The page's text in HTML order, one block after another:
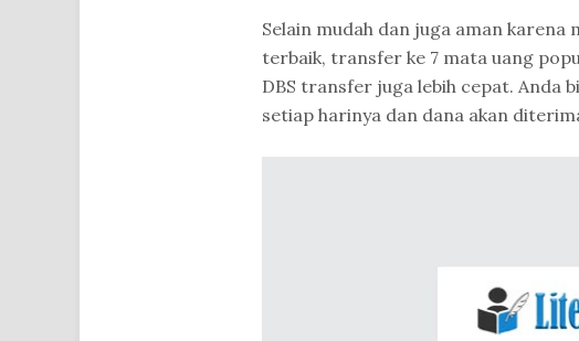
Selain mudah dan juga aman
terbaik, transfer ke 7 mata uang
DBS transfer juga lebih cepat. Anda
setiap harinya dan dana akan